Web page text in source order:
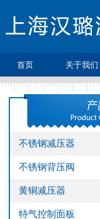
首页 关于我们
> 公司简介
不锈钢减压器
不锈钢背压阀
黄铜减压器
特气控制面板